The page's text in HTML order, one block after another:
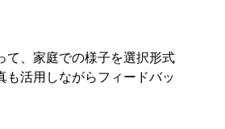
て、家庭での様子を選択形式
も活用しながらフィードバッ